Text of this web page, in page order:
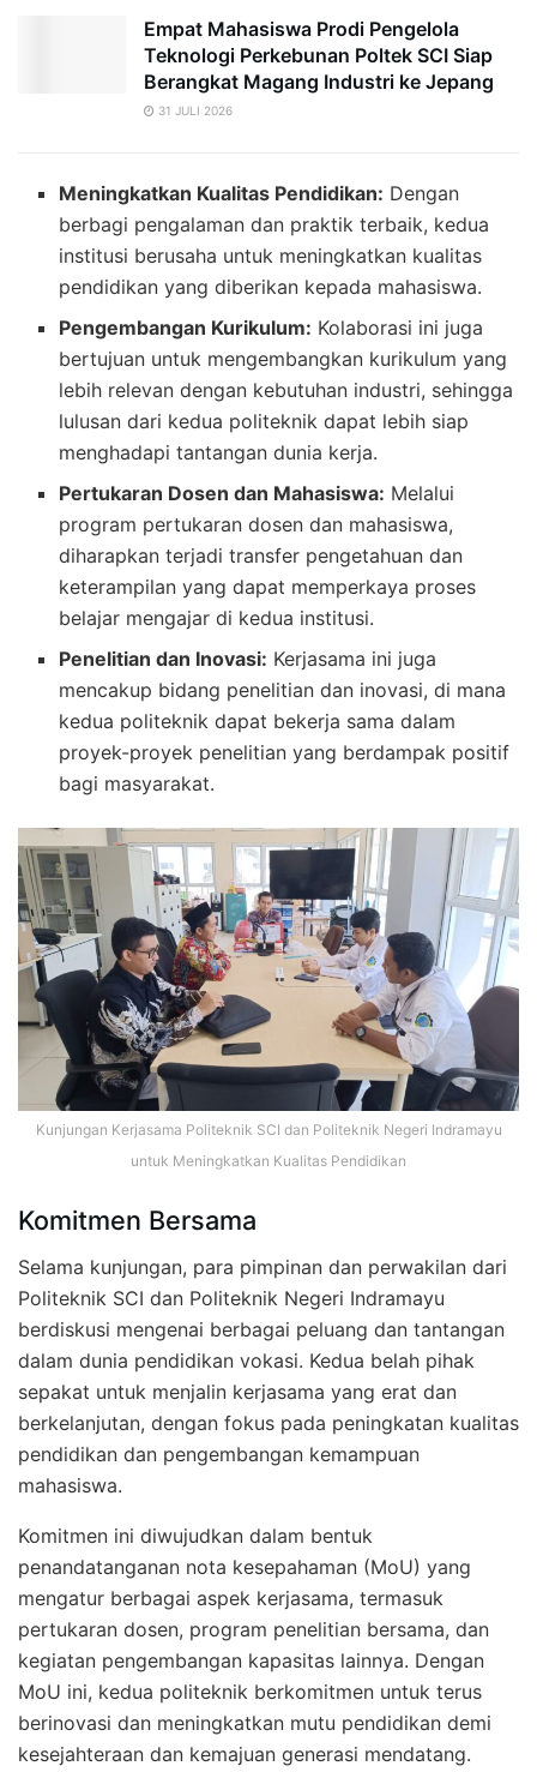
Empat Mahasiswa Prodi Pengelola
Teknologi Perkebunan Poltek SCI Siap
Berangkat Magang Industri ke Jepang
31 JULI 2026
Meningkatkan Kualitas Pendidikan: Dengan
berbagi pengalaman dan praktik terbaik, kedua
institusi berusaha untuk meningkatkan kualitas
pendidikan yang diberikan kepada mahasiswa.
Pengembangan Kurikulum: Kolaborasi ini juga
bertujuan untuk mengembangkan kurikulum yang
lebih relevan dengan kebutuhan industri, sehingga
lulusan dari kedua politeknik dapat lebih siap
menghadapi tantangan dunia kerja.
Pertukaran Dosen dan Mahasiswa: Melalui
program pertukaran dosen dan mahasiswa,
diharapkan terjadi transfer pengetahuan dan
keterampilan yang dapat memperkaya proses
belajar mengajar di kedua institusi.
Penelitian dan Inovasi: Kerjasama ini juga
mencakup bidang penelitian dan inovasi, di mana
kedua politeknik dapat bekerja sama dalam
proyek-proyek penelitian yang berdampak positif
bagi masyarakat.
Kunjungan Kerjasama Politeknik SCI dan Politeknik Negeri Indramayu
untuk Meningkatkan Kualitas Pendidikan
Komitmen Bersama
Selama kunjungan, para pimpinan dan perwakilan dari
Politeknik SCI dan Politeknik Negeri Indramayu
berdiskusi mengenai berbagai peluang dan tantangan
dalam dunia pendidikan vokasi. Kedua belah pihak
sepakat untuk menjalin kerjasama yang erat dan
berkelanjutan, dengan fokus pada peningkatan kualitas
pendidikan dan pengembangan kemampuan
mahasiswa.
Komitmen ini diwujudkan dalam bentuk
penandatanganan nota kesepahaman (MoU) yang
mengatur berbagai aspek kerjasama, termasuk
pertukaran dosen, program penelitian bersama, dan
kegiatan pengembangan kapasitas lainnya. Dengan
MoU ini, kedua politeknik berkomitmen untuk terus
berinovasi dan meningkatkan mutu pendidikan demi
kesejahteraan dan kemajuan generasi mendatang.